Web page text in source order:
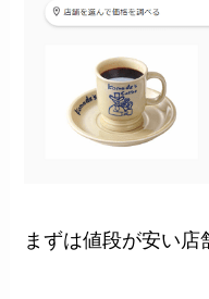
まずは値段が安い店